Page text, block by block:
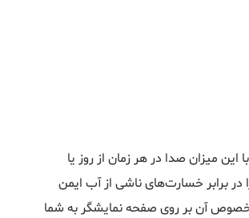
دسی بل صدا تولید خواهد شد و با این میزان صدا در هر زمان از روز یا
در برابر خسارت‌های ناشی از آب ایمن
آن بر روی صفحه نمایشگر به شما